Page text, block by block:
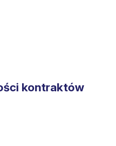
kontraktów